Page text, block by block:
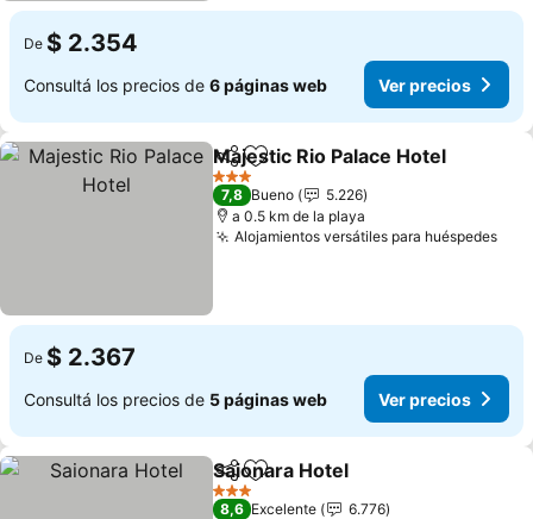
De $ 2.354
Consultá los precios de 6 páginas web Ver precios
CompartirAñadir a favoritos
Majestic Rio Palace Hotel
3 Estrellas
7,8 Bueno
5.226
a 0.5 km de la playa
Alojamientos versátiles para huéspedesVer
De $ 2.367
Consultá los precios de 5 páginas web Ver precios
CompartirAñadir a favoritos
Saionara Hotel
3 Estrellas
8,6 Excelente
6.776